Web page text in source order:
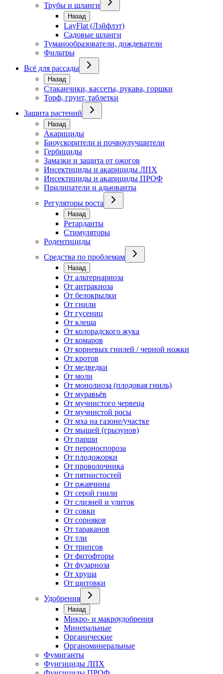
Трубы и шланги
Назад
LayFlat (Лэйфлэт)
Садовые шланги
Туманообразователи, дождеватели
Фильтры
Всё для рассады
Назад
Стаканчики, кассеты, рукава, горшки
Торф, грунт, таблетки
Защита растений
Назад
Акарициды
Биоускорители и почвоулучшители
Гербициды
Замазки и защита от ожогов
Инсектициды и акарициды ЛПХ
Инсектициды и акарициды ПРОФ
Прилипатели и адьюванты
Регуляторы роста
Назад
Ретарданты
Стимуляторы
Родентициды
Средства по проблемам
Назад
От альтернариоза
От антракноза
От белокрылки
От гнили
От гусениц
От клеща
От колорадского жука
От комаров
От корневых гнилей / черной ножки
От кротов
От медведки
От моли
От монолиоза (плодовая гниль)
От муравьёв
От мучнистого червеца
От мучнистой росы
От мха на газоне/участке
От мышей (грызунов)
От парши
От пероноспороза
От плодожорки
От проволочника
От пятнистостей
От ржавчины
От серой гнили
От слизней и улиток
От совки
От сорняков
От тараканов
От тли
От трипсов
От фитофторы
От фузариоза
От хруща
От щитовки
Удобрения
Назад
Микро- и макроудобрения
Минеральные
Органические
Органоминеральные
Фумиганты
Фунгициды ЛПХ